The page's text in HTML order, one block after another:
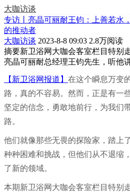
大咖访谈
专访丨亮晶可丽耐王钧：上善若水
的推动者
大咖访谈 2023-8-8 09:03 2.8万阅读
摘要新卫浴网大咖会客室栏目特别
亮晶可丽耐总经理王钧先生，听他
【新卫浴网报道】 在这个瞬息万变
路，真的不容易。然而，正是有一
坚定的信念，勇敢地前行，为我们
路。
他们就像那些无畏的探险家，踏上
种种困难和挑战，但他们从不退缩
了新的领域。
本期新卫浴网大咖会客室栏目特别